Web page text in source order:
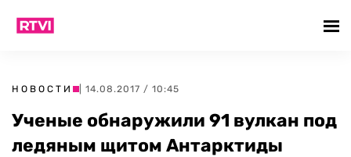
НОВОСТИ | 14.08.2017 / 10:45
Ученые обнаружили 91 вулкан под
ледяным щитом Антарктиды